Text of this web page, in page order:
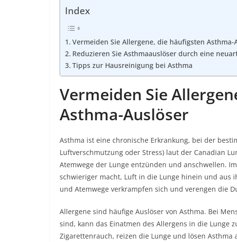
Index
Vermeiden Sie Allergene, die häufigsten Asthma-
Reduzieren Sie Asthmaauslöser durch eine
Tipps zur Hausreinigung bei Asthma
Vermeiden Sie
Asthma-Auslöser
Asthma ist eine chronische Erkrankung, bei der
Luftverschmutzung oder Stress) laut der Canadian
Atemwege der Lunge entzünden und anschwellen.
schwieriger macht, Luft in die Lunge hinein und aus
und Atemwege verkrampfen sich und verengen die
Allergene sind häufige Auslöser von Asthma. Bei
sind, kann das Einatmen des Allergens in die Lunge
Zigarettenrauch, reizen die Lunge und lösen